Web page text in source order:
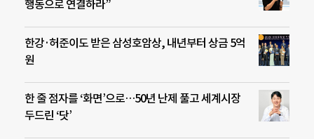
행동으로 연결하라”
한강·허준이도 받은 삼성호암상, 내년부터 상금 5억
원
한 줄 점자를 ‘화면’으로…50년 난제 풀고 세계시장
두드린 ‘닷’